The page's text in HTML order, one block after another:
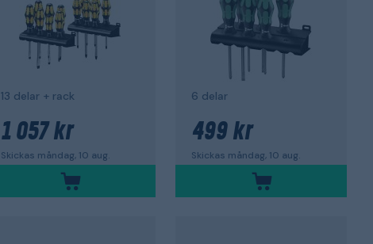
13 delar + rack
1 057 kr
Skickas måndag, 10 aug.
6 delar
499 kr
Skickas måndag, 10 aug.